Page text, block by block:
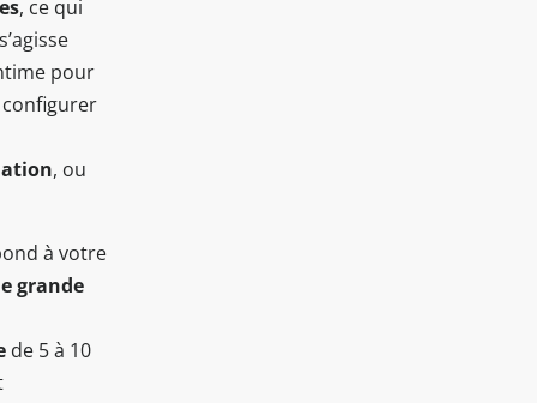
, ce qui
pour
, ou
à votre
grande
de 5 à 10